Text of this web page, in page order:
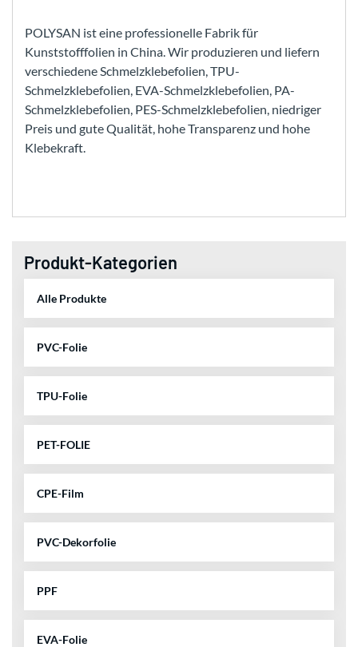
POLYSAN ist eine professionelle Fabrik für
Kunststofffolien in China. Wir produzieren und liefern
verschiedene Schmelzklebefolien, TPU-
Schmelzklebefolien, EVA-Schmelzklebefolien, PA-
Schmelzklebefolien, PES-Schmelzklebefolien, niedriger
Preis und gute Qualität, hohe Transparenz und hohe
Klebekraft.
Produkt-Kategorien
Alle Produkte
PVC-Folie
TPU-Folie
PET-FOLIE
CPE-Film
PVC-Dekorfolie
PPF
EVA-Folie